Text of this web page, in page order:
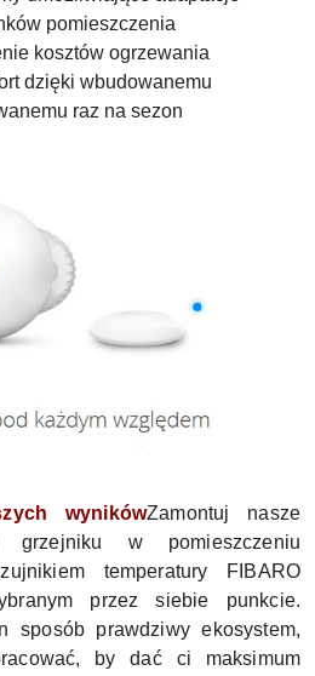
pomieszczenia
kosztów ogrzewania
dzięki wbudowanemu
raz na sezon
wynikówZamontuj nasze
w pomieszczeniu
temperatury FIBARO
przez siebie punkcie.
sposób prawdziwy ekosystem,
by dać ci maksimum